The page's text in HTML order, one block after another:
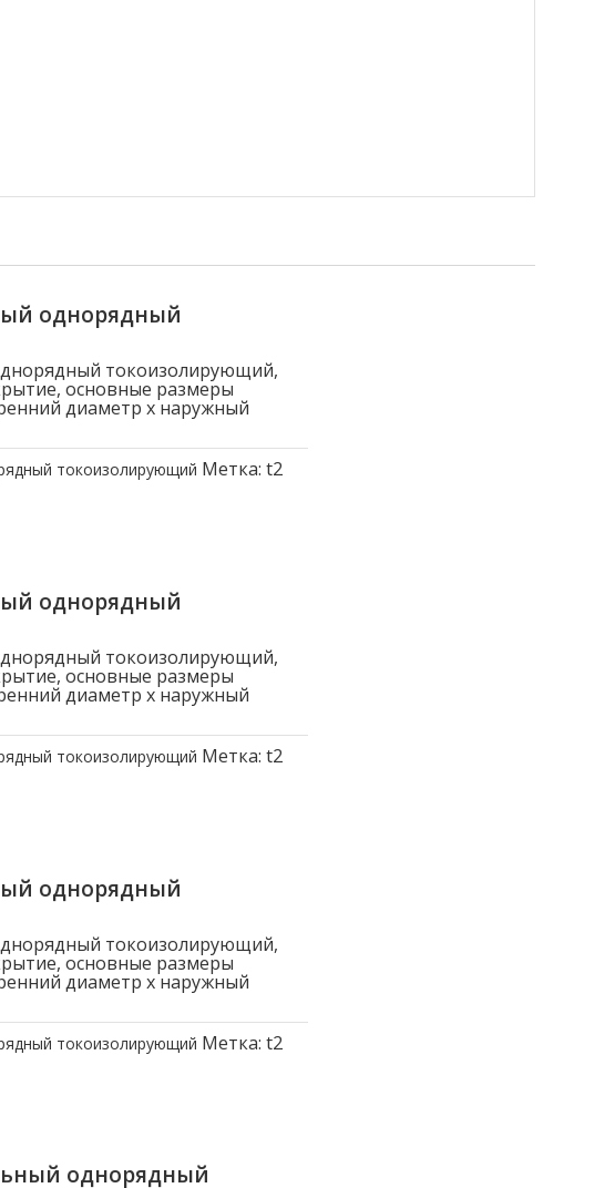
однорядный
токоизолирующий,
основные размеры
диаметр x наружный
токоизолирующий Метка: t2
однорядный
токоизолирующий,
основные размеры
диаметр x наружный
токоизолирующий Метка: t2
однорядный
токоизолирующий,
основные размеры
диаметр x наружный
токоизолирующий Метка: t2
однорядный